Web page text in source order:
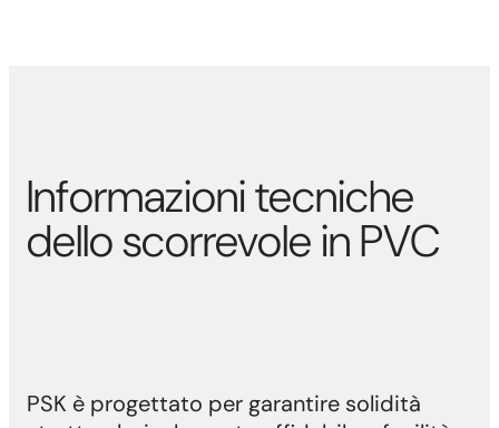
Informazioni tecniche
dello scorrevole in PVC
PSK è progettato per garantire solidità